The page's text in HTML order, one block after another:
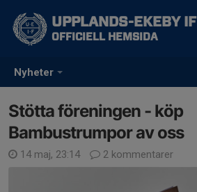
Nyheter
UPPLANDS-EKEBY IF
OFFICIELL HEMSIDA
Stötta föreningen - köp
Bambustrumpor av oss
14 maj, 23:14 2 kommentarer